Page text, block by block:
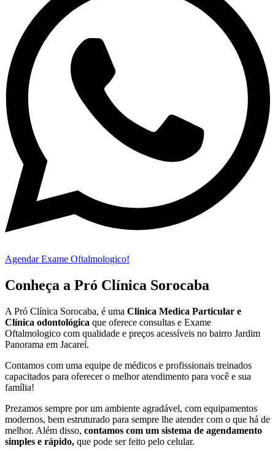
Agendar Exame Oftalmologico!
Conheça a Pró Clínica Sorocaba
A Pró Clínica Sorocaba, é uma Clinica Medica Particular e
Clínica odontológica que oferece consultas e Exame
Oftalmologico com qualidade e preços acessíveis no bairro Jardim
Panorama em Jacareí.
Contamos com uma equipe de médicos e profissionais treinados
capacitados para oferecer o melhor atendimento para você e sua
família!
Prezamos sempre por um ambiente agradável, com equipamentos
modernos, bem estruturado para sempre lhe atender com o que há de
melhor. Além disso, contamos com um sistema de agendamento
simples e rápido, que pode ser feito pelo celular.